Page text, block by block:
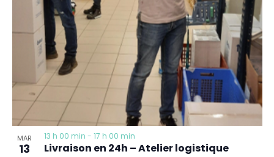
MAR
13
13 h 00 min - 17 h 00 min
Livraison en 24h – Atelier logistique